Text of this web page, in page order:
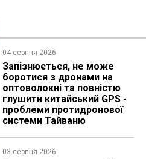
04 серпня 2026
Запізнюється, не може
боротися з дронами на
оптоволокні та повністю
глушити китайський GPS -
проблеми протидронової
системи Тайваню
03 серпня 2026